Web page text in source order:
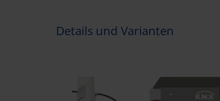
Details und Varianten